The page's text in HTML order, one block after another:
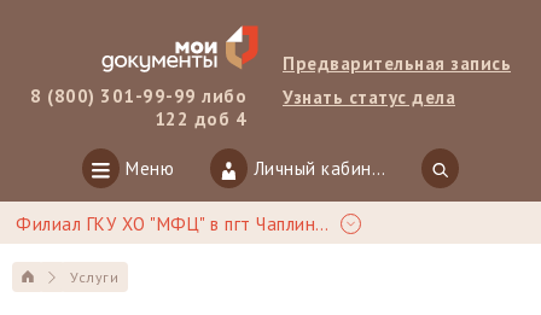
8 (800) 301-99-99 либо
122 доб 4
Предварительная запись
Узнать статус дела
Меню Личный кабинет
Филиал ГКУ ХО "МФЦ" в пгт Чаплинка
Услуги